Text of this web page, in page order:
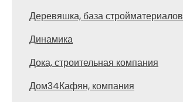
Деревяшка, база стройматериалов
Динамика
Дока, строительная компания
Дом34Кафян, компания